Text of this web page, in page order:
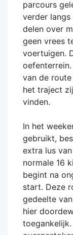
parcours
verder
delen over
geen vrees
voertuigen.
van de
het traject
vinden.
In het
gebruikt,
extra lus
normale 16
begint na
start. Deze
gedeelte
hier